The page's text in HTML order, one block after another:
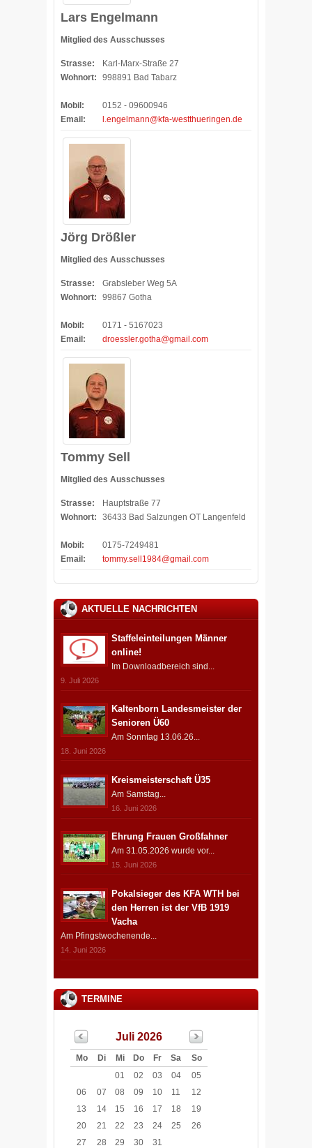
Lars Engelmann
Mitglied des Ausschusses
Strasse:
Karl-Marx-Straße 27
Wohnort:
998891 Bad Tabarz
Mobil:
0152 - 09600946
Email:
l.engelmann@kfa-westthueringen.de
Jörg Drößler
Mitglied des Ausschusses
Strasse:
Grabsleber Weg 5A
Wohnort:
99867 Gotha
Mobil:
0171 - 5167023
Email:
droessler.gotha@gmail.com
Tommy Sell
Mitglied des Ausschusses
Strasse:
Hauptstraße 77
Wohnort:
36433 Bad Salzungen OT Langenfeld
Mobil:
0175-7249481
Email:
tommy.sell1984@gmail.com
AKTUELLE NACHRICHTEN
Staffeleinteilungen Männer
online!
Im Downloadbereich sind...
9. Juli 2026
Kaltenborn Landesmeister der
Senioren Ü60
Am Sonntag 13.06.26...
18. Juni 2026
Kreismeisterschaft Ü35
Am Samstag...
16. Juni 2026
Ehrung Frauen Großfahner
Am 31.05.2026 wurde vor...
15. Juni 2026
Pokalsieger des KFA WTH bei
den Herren ist der VfB 1919
Vacha
Am Pfingstwochenende...
14. Juni 2026
TERMINE
Juli 2026
Mo Di Mi Do Fr Sa
So
01
02 03 04
05
06
07 08 09 10 11
12
13
14 15 16 17 18
19
20
21 22 23 24 25
26
27
28 29 30 31